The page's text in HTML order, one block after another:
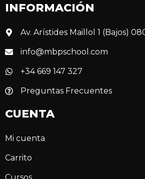
INFORMACIÓN
Av. Arístides Maillol 1 (Bajos)
info@mbpschool.com
+34 669 147 327
Preguntas Frecuentes
CUENTA
Mi cuenta
Carrito